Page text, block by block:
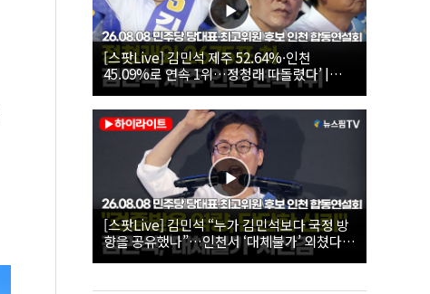
[스팟Live] 김민석 제주 52.64%·인천
45.09%로 연속 1위…정청래 따돌렸다’ |
26.08.08 더불어민주당 당대표·최고위원 후
보 인천 합동연설회
[스팟Live] 김민석 “누가 김민석보다 국정 방
향을 공유했나”…인천서 ‘대체불가’ 외쳤다 |
26.08.08 더불어민주당 당대표·최고위원 후